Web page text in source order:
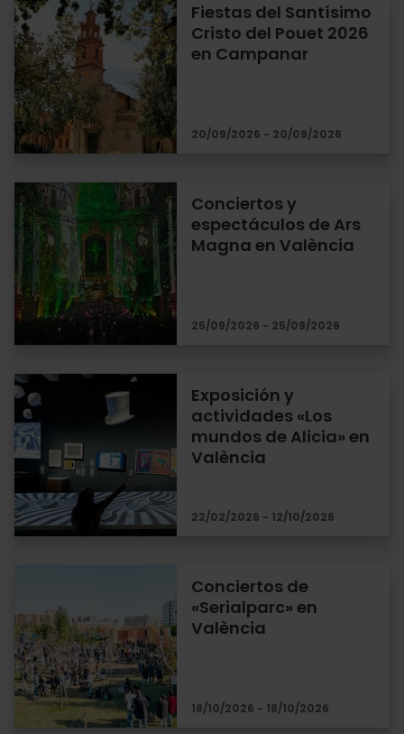
Fiestas del Santísimo
Cristo del Pouet 2026
en Campanar
20/09/2026 - 20/09/2026
Conciertos y
espectáculos de Ars
Magna en València
25/09/2026 - 25/09/2026
Exposición y
actividades «Los
mundos de Alicia» en
València
22/02/2026 - 12/10/2026
Conciertos de
«Serialparc» en
València
18/10/2026 - 18/10/2026